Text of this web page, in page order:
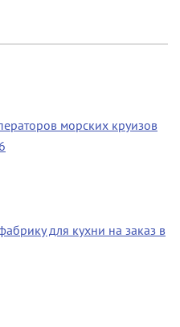
морских круизов
для кухни на заказ в